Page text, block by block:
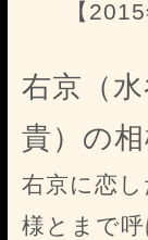
【
右京（
貴）の相
右京に恋
様とまで